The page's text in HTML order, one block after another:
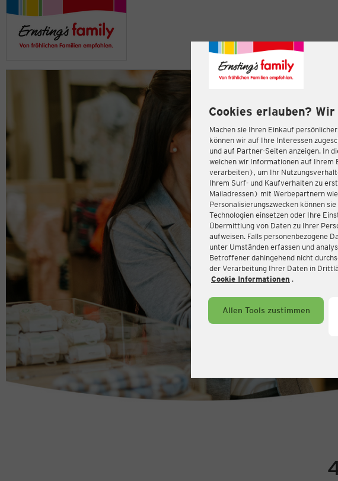
Cookies erlauben?
Machen sie Ihren Einkauf
können wir auf Ihre Interessen
und auf Partner-Seiten anzeigen. In
welchen wir Informationen auf Ihrem
verarbeiten), um Ihr
Ihrem Surf- und Kaufverhalten zu
Mailadressen) mit Werbepartnern
Personalisierungszwecken können
Technologien einsetzen oder Ihre
Übermittlung von Daten zu Ihrer
aufweisen. Falls personenbezogene
unter Umständen erfassen und
Betroffener dahingehend nicht
der Verarbeitung Ihrer Daten in
Cookie Informationen .
Allen Tools zustimmen